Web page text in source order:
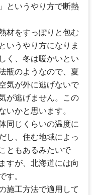
というやり方で断熱
材をすっぽりと包む
いうやり方になりま
く、冬は暖かいとい
瓶のようなので、夏
気が外に逃げないで
が逃げません。この
いかと思います。
同じくらいの温度に
し、住む地域によっ
ともあるみたいで
すが、北海道には向
す。
施工方法で適用して